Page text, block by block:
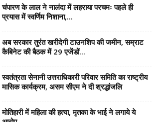
चंपारण के लाल ने नालंदा में लहराया परचमः पहले ही
प्रयास में स्वर्णिम निशाना,...
अब सरकार तुरंत खरीदेगी टाउनशिप की जमीन, सम्राट
कैबिनेट की बैठक में 29 एजेंडों...
स्वतंत्रता सेनानी उत्तराधिकारी परिवार समिति का राष्ट्रीय
मासिक कार्यक्रम, असम सीएम ने दी श्रद्धांजलि
मोतिहारी में महिला की हत्या, मृतका के भाई ने लगाये ये